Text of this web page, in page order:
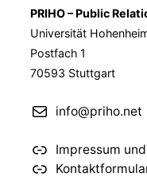
und
Kultur“
PRIHO – Public
Universität
Postfach 1
70593 Stuttgart
info@priho.net
Impressum